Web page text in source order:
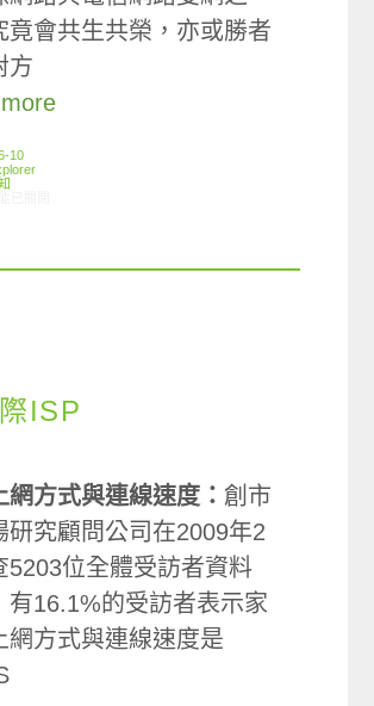
竟會共生共榮，亦或勝者
方
10
ISP
網方式與連線速度： 創市
研究顧問公司在2009年2
5203位全體受訪者資料
有16.1%的受訪者表示家
網方式與連線速度是